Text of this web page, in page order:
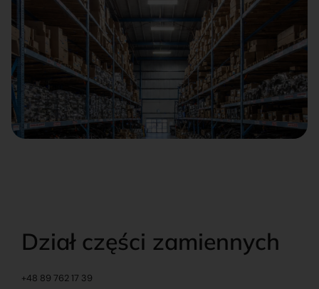
Dział części zamiennych
+48 89 762 17 39